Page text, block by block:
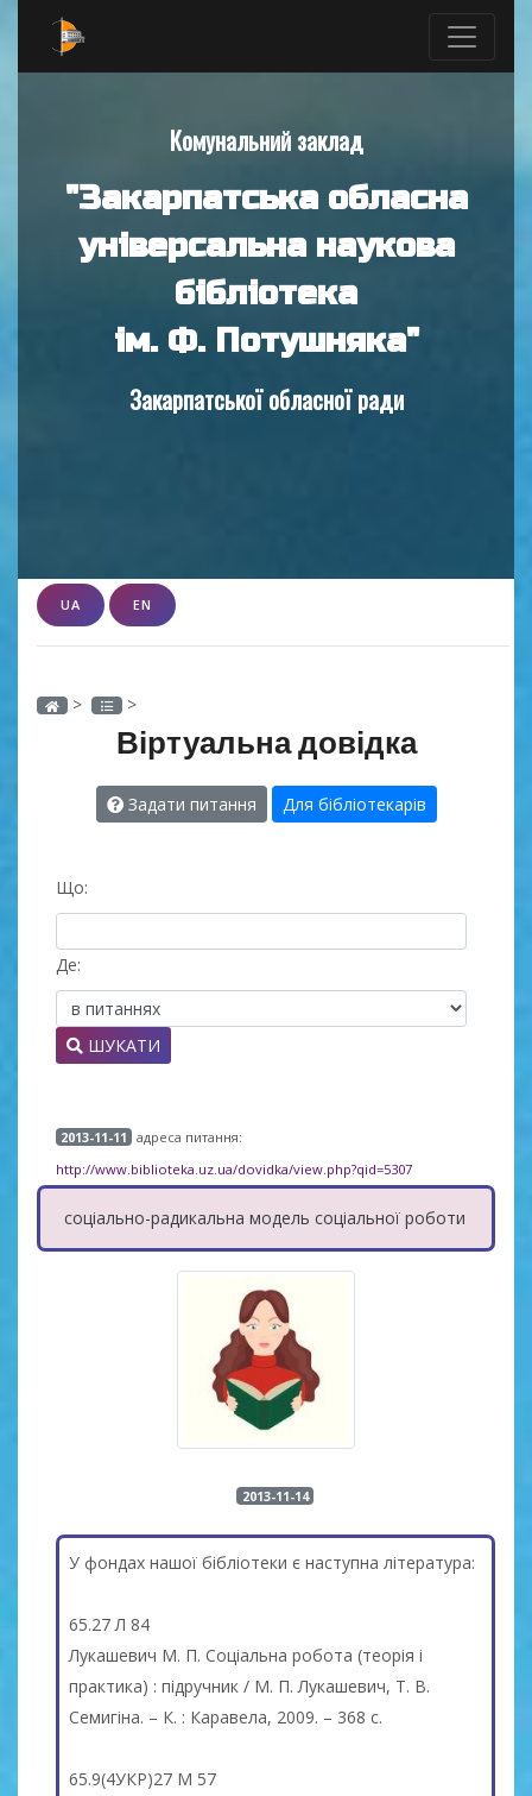
Комунальний заклад
"Закарпатська обласна
універсальна наукова
бібліотека
ім. Ф. Потушняка"
Закарпатської обласної ради
UA EN
> >
Віртуальна довідка
Задати питання Для бібліотекарів
Що:
Де:
ШУКАТИ
2013-11-11
адреса питання:
http://www.biblioteka.uz.ua/dovidka/view.php?qid=5307
соціально-радикальна модель соціальної роботи
2013-11-14
У фондах нашої бібліотеки є наступна література:
65.27 Л 84
Лукашевич М. П. Соціальна робота (теорія і
практика) : підручник / М. П. Лукашевич, Т. В.
Семигіна. – К. : Каравела, 2009. – 368 с.
65.9(4УКР)27 М 57